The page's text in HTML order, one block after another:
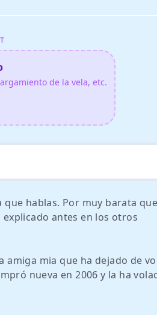
de la vela, etc.
hablas. Por muy barata
antes en los otros
amiga mia que ha dejado de
nueva en 2006 y la ha